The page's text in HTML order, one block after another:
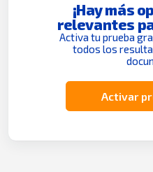
¡Hay más
relevantes
Activa tu prueba
todos los
Activar